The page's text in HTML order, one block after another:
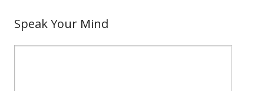
Speak Your Mind